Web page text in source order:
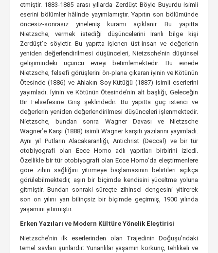
etmiştir. 1883-1885 arası yıllarda Zerdüşt Böyle Buyurdu isimli
eserini bölümler hâlinde yayımlamıştır. Yapıtın son bölümünde
öncesiz-sonrasız yineleniş kuramı açıklanır. Bu yapıtta
Nietzsche, vermek istediği düşüncelerini İranlı bilge kişi
Zerdüşt’e söyletir. Bu yapıtta işlenen üst-insan ve değerlerin
yeniden değerlendirilmesi düşünceleri, Nietzsche’nin düşünsel
gelişimindeki üçüncü evreyi betimlemektedir. Bu evrede
Nietzsche, felsefi görüşlerini ön-plana çıkaran iyinin ve Kötünün
Ötesinde (1886) ve Ahlakın Soy Kütüğü (1887) isimli eserlerini
yayımladı. İyinin ve Kötünün Ötesinde’nin alt başlığı, Geleceğin
Bir Felsefesine Giriş şeklindedir. Bu yapıtta güç istenci ve
değerlerin yeniden değerlendirilmesi düşünceleri işlenmektedir.
Nietzsche, bundan sonra Wagner Davası ve Nietzsche
Wagner’e Karşı (1888) isimli Wagner karşıtı yazılarını yayımladı.
Aynı yıl Putların Alacakaranlığı, Antichrist (Deccal) ve bir tür
otobiyografi olan Ecce Homo adlı yapıtları birbirini izledi.
Özellikle bir tür otobiyografi olan Ecce Homo’da eleştirmenlere
göre zihin sağlığını yitirmeye başlamasının belirtileri açıkça
görülebilmektedir, aşırı bir biçimde kendisini yüceltme yoluna
gitmiştir. Bundan sonraki süreçte zihinsel dengesini yitirerek
son on yılını yarı bilinçsiz bir biçimde geçirmiş, 1900 yılında
yaşamını yitirmiştir.
Erken Yazıları ve Modern Kültüre Yönelik Eleştirisi
Nietzsche’nin ilk eserlerinden olan Trajedinin Doğuşu’ndaki
temel savları şunlardır: Yunanlılar yaşamın korkunç, tehlikeli ve